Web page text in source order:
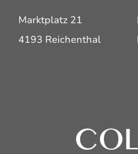
Marktplatz 21
4193 Reichenthal